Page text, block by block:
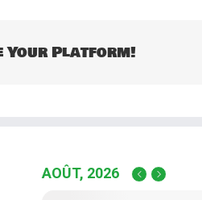
Your Platform!
AOÛT, 2026